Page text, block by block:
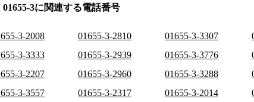
01655-3に関連する電話番号
3-2008 01655-3-2810 01655-3-3307
3-3333
01655-3-2939 01655-3-3776
3-2207
01655-3-2960 01655-3-3288
3-3557
01655-3-2317 01655-3-2014